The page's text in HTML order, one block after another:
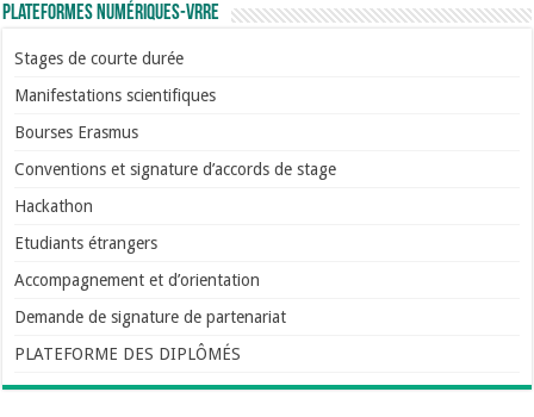
Plateformes numériques-VRRE
Stages de courte durée
Manifestations scientifiques
Bourses Erasmus
Conventions et signature d’accords de stage
Hackathon
Etudiants étrangers
Accompagnement et d’orientation
Demande de signature de partenariat
PLATEFORME DES DIPLÔMÉS